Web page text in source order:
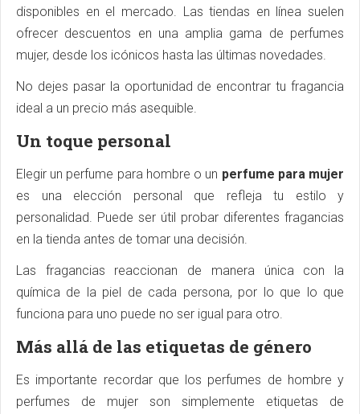
disponibles en el mercado. Las tiendas en línea suelen
ofrecer descuentos en una amplia gama de perfumes
mujer, desde los icónicos hasta las últimas novedades.
No dejes pasar la oportunidad de encontrar tu fragancia
ideal a un precio más asequible.
Un toque personal
Elegir un perfume para hombre o un perfume para mujer
es una elección personal que refleja tu estilo y
personalidad. Puede ser útil probar diferentes fragancias
en la tienda antes de tomar una decisión.
Las fragancias reaccionan de manera única con la
química de la piel de cada persona, por lo que lo que
funciona para uno puede no ser igual para otro.
Más allá de las etiquetas de género
Es importante recordar que los perfumes de hombre y
perfumes de mujer son simplemente etiquetas de